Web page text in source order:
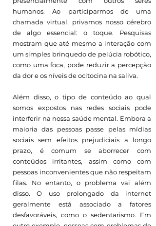
humanos. Ao participarmos de uma
chamada virtual, privamos nosso cérebro
de algo essencial: o toque. Pesquisas
mostram que até mesmo a interação com
um simples brinquedo de pelúcia robótico,
como uma foca, pode reduzir a percepção
da dor e os níveis de ocitocina na saliva.
Além disso, o tipo de conteúdo ao qual
somos expostos nas redes sociais pode
interferir na nossa saúde mental. Embora a
maioria das pessoas passe pelas mídias
sociais sem efeitos prejudiciais a longo
prazo, é comum se aborrecer com
conteúdos irritantes, assim como com
pessoas inconvenientes que não respeitam
filas. No entanto, o problema vai além
disso. O uso prolongado da internet
geralmente está associado a fatores
desfavoráveis, como o sedentarismo. Em